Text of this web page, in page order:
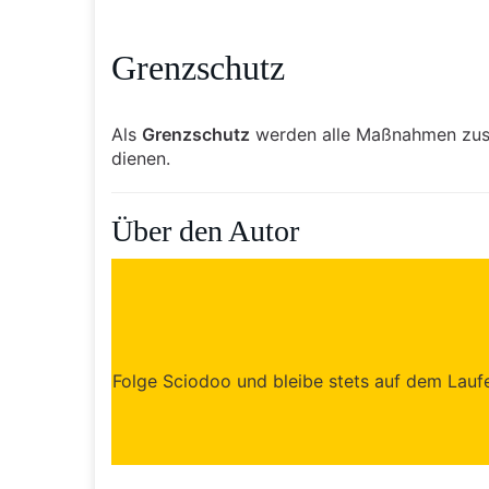
Grenzschutz
Als Grenzschutz werden alle Maßnahmen
dienen.
Über den Autor
Folge Sciodoo und bleibe stets auf dem